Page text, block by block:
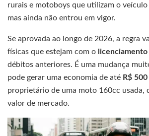
rurais e motoboys que utilizam o
mas ainda não entrou em vigor.
Se aprovada ao longo de 2026, a regra
físicas que estejam com o licenciamento
débitos anteriores. É uma mudança
pode gerar uma economia de até R$
proprietário de uma moto 160cc usada,
valor de mercado.